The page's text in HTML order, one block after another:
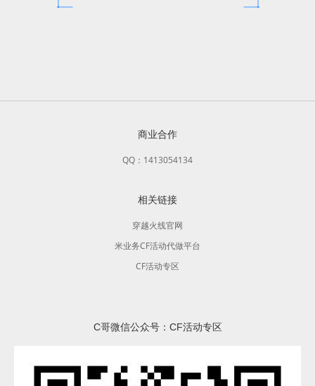
商业合作
QQ：1413054134
相关链接
穿越火线官网
米业务CF活动代做平台
CF活动专区
C哥微信公众号：CF活动专区